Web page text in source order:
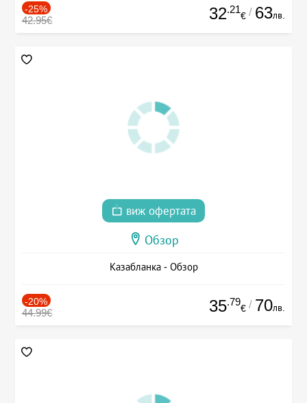
-25%
42.95€ 32.21
€ / 63лв.
виж офертата
Обзор
Казабланка - Обзор
-20%
44.99€ 35.79
€ / 70лв.